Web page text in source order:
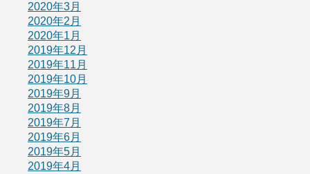
2020年3月
2020年2月
2020年1月
2019年12月
2019年11月
2019年10月
2019年9月
2019年8月
2019年7月
2019年6月
2019年5月
2019年4月